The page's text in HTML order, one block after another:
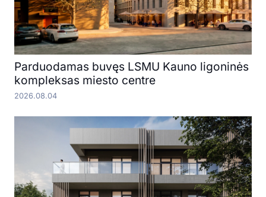
Parduodamas buvęs LSMU Kauno ligoninės
kompleksas miesto centre
2026.08.04